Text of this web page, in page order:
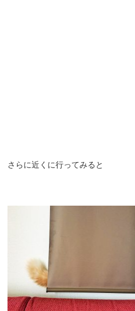
さらに近くに行ってみると